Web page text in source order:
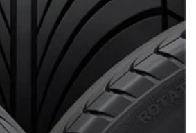
hành 18 tháng(Hàng có sẵn tại
Xưởng Ô tô Sinh Cần Thơ)